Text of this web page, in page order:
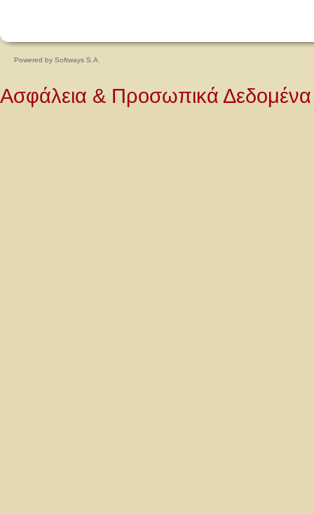
Powered by Softways S.A.
Ασφάλεια & Προσωπικά Δεδομένα